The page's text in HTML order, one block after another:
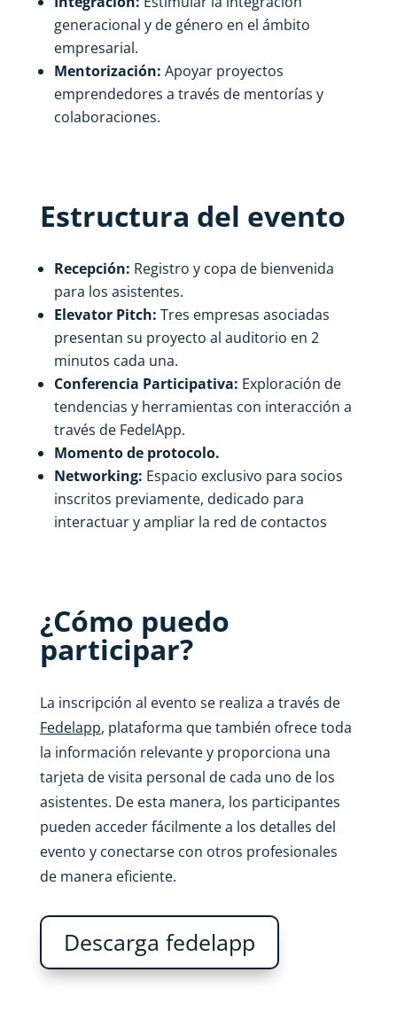
generacional y de género en el ámbito
empresarial.
Mentorización: Apoyar proyectos
emprendedores a través de mentorías y
colaboraciones.
Estructura del evento
Recepción: Registro y copa de bienvenida
para los asistentes.
Elevator Pitch: Tres empresas asociadas
presentan su proyecto al auditorio en 2
minutos cada una.
Conferencia Participativa: Exploración de
tendencias y herramientas con interacción a
través de FedelApp.
Momento de protocolo.
Networking: Espacio exclusivo para socios
inscritos previamente, dedicado para
interactuar y ampliar la red de contactos
¿Cómo puedo
participar?
La inscripción al evento se realiza a través de
Fedelapp, plataforma que también ofrece toda
la información relevante y proporciona una
tarjeta de visita personal de cada uno de los
asistentes. De esta manera, los participantes
pueden acceder fácilmente a los detalles del
evento y conectarse con otros profesionales
de manera eficiente.
Descarga fedelapp